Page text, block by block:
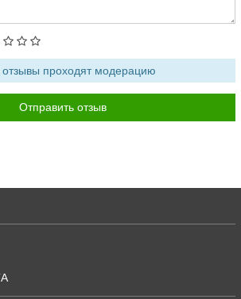
проходят модерацию